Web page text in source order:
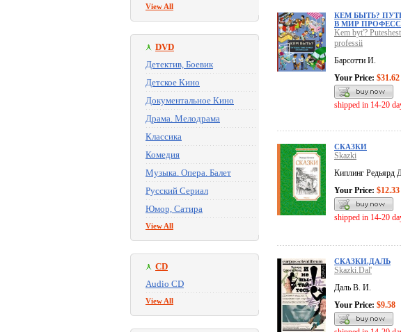
View All
DVD
Детектив, Боевик
Детское Кино
Документальное Кино
Драма. Мелодрама
Классика
Комедия
Музыка. Опера. Балет
Русский Сериал
Юмор, Сатира
View All
CD
Audio CD
View All
КЕМ БЫТЬ?
В МИР
Kem byt'?
professii
Барсотти И.
Your Price: $31.62
shipped in 14-20
СКАЗКИ
Skazki
Киплинг Редьярд
Your Price: $12.33
shipped in 14-20
СКАЗКИ.ДАЛЬ
Skazki.Dal'
Даль В. И.
Your Price: $9.58